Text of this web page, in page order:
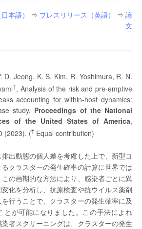
本語） ⇒ プレスリリース（英語） ⇒ 論
文
D. Jeong, K. S. Kim, R. Yoshimura, R. N.
†, Analysis of the risk and pre-emptive
accounting for within-host dynamics:
study, Proceedings of the National
of the United States of America,
(2023). († Equal contribution)
出動態の個人差を考慮した上で、新型コ
クラスターの発生確率の計算に世界では
の画期的な方法により、感染者ごとに異
化を分析し、抗原検査や抗ウイルス薬剤
行うことで、クラスターの発生確率に及
とが可能になりました。この手法によれ
者スクリーニングは、クラスターの発生